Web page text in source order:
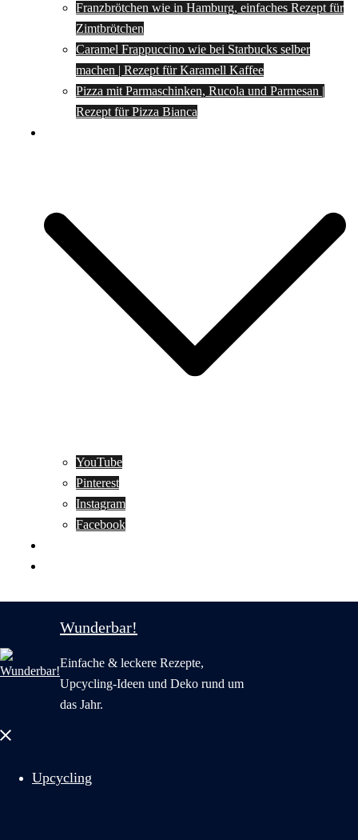
Franzbrötchen wie in Hamburg, einfaches Rezept für
Zimtbrötchen
Caramel Frappuccino wie bei Starbucks selber
machen | Rezept für Karamell Kaffee
Pizza mit Parmaschinken, Rucola und Parmesan |
Rezept für Pizza Bianca
YouTube
Pinterest
Instagram
Facebook
Wunderbar!
Einfache & leckere Rezepte,
Upcycling-Ideen und Deko rund um
das Jahr.
Menü
Upcycling